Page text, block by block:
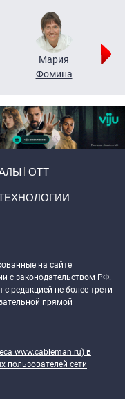
Мария
Фомина
ОТТ
на сайте
с законодательством РФ.
редакцией не более трети
прямой
www.cableman.ru) в
пользователей сети